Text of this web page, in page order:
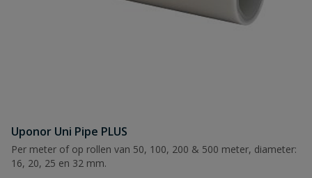
Uponor Uni Pipe PLUS
Per meter of op rollen van 50, 100, 200 & 500 meter, diameter:
16, 20, 25 en 32 mm.